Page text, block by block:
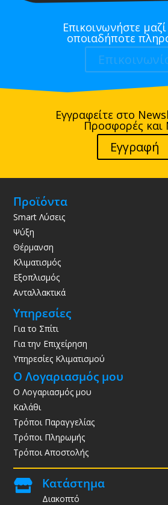
Επικοινωνήστε
οποιαδήποτε
Εγγραφείτε στο
Προσφορές και
Εγγραφή
Προϊόντα
Smart Λύσεις
Ψύξη
Θέρμανση
Κλιματισμός
Εξοπλισμός
Ανταλλακτικά
Υπηρεσίες
Για το Σπίτι
Για την Επιχείρηση
Υπηρεσίες Κλιματισμού
Ο Λογαριασμός μου
Ο Λογαριασμός μου
Καλάθι
Τρόποι Παραγγελίας
Τρόποι Πληρωμής
Τρόποι Αποστολής
 Κατάστημα
Διακοπτό